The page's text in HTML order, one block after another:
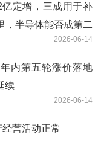
定增，三成用于补
，半导体能否成第二
2026-06-14
内第五轮涨价落地
续
2026-06-14
营活动正常